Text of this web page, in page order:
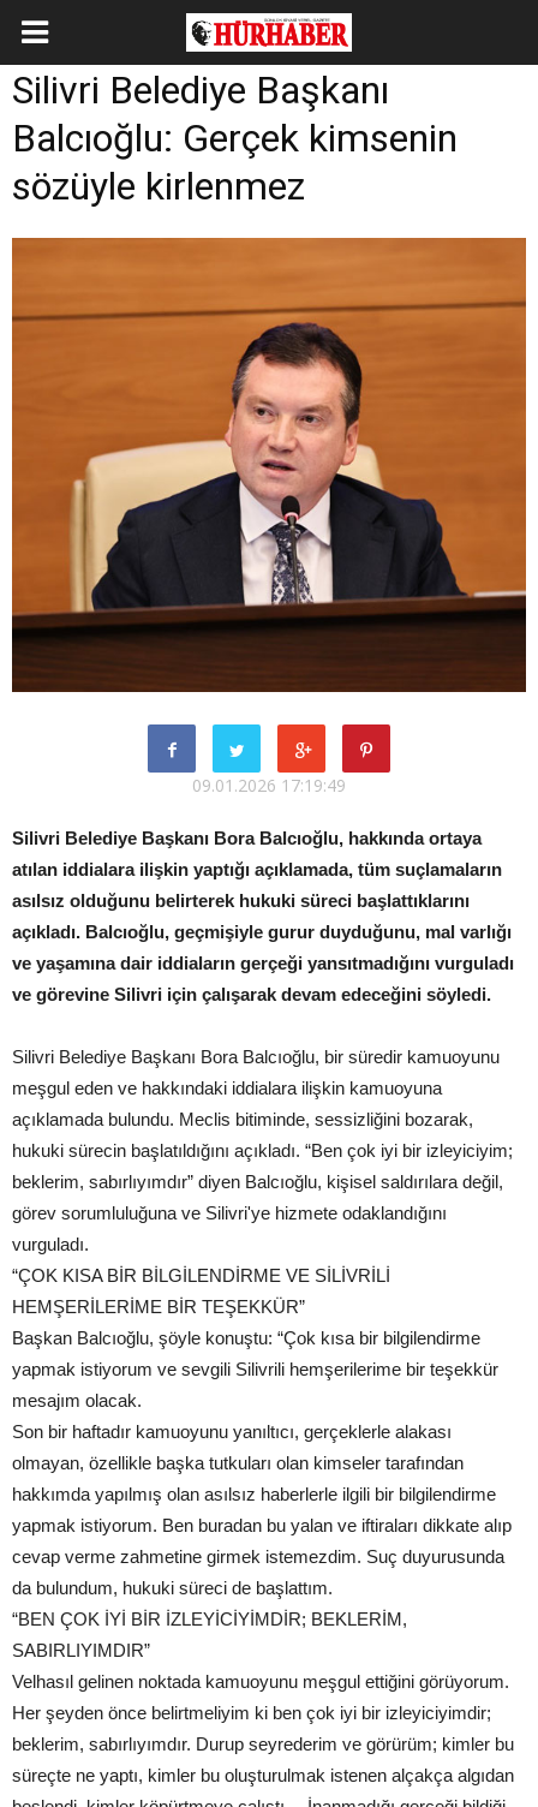
Silivri Belediye Başkanı
Balcıoğlu: Gerçek kimsenin
sözüyle kirlenmez
09.01.2026 17:19:49
Silivri Belediye Başkanı Bora Balcıoğlu, hakkında ortaya
atılan iddialara ilişkin yaptığı açıklamada, tüm suçlamaların
asılsız olduğunu belirterek hukuki süreci başlattıklarını
açıkladı. Balcıoğlu, geçmişiyle gurur duyduğunu, mal varlığı
ve yaşamına dair iddiaların gerçeği yansıtmadığını vurguladı
ve görevine Silivri için çalışarak devam edeceğini söyledi.
Silivri Belediye Başkanı Bora Balcıoğlu, bir süredir kamuoyunu
meşgul eden ve hakkındaki iddialara ilişkin kamuoyuna
açıklamada bulundu. Meclis bitiminde, sessizliğini bozarak,
hukuki sürecin başlatıldığını açıkladı. “Ben çok iyi bir izleyiciyim;
beklerim, sabırlıyımdır” diyen Balcıoğlu, kişisel saldırılara değil,
görev sorumluluğuna ve Silivri'ye hizmete odaklandığını
vurguladı.
“ÇOK KISA BİR BİLGİLENDİRME VE SİLİVRİLİ
HEMŞERİLERİME BİR TEŞEKKÜR”
Başkan Balcıoğlu, şöyle konuştu: “Çok kısa bir bilgilendirme
yapmak istiyorum ve sevgili Silivrili hemşerilerime bir teşekkür
mesajım olacak.
Son bir haftadır kamuoyunu yanıltıcı, gerçeklerle alakası
olmayan, özellikle başka tutkuları olan kimseler tarafından
hakkımda yapılmış olan asılsız haberlerle ilgili bir bilgilendirme
yapmak istiyorum. Ben buradan bu yalan ve iftiraları dikkate alıp
cevap verme zahmetine girmek istemezdim. Suç duyurusunda
da bulundum, hukuki süreci de başlattım.
“BEN ÇOK İYİ BİR İZLEYİCİYİMDİR; BEKLERİM,
SABIRLIYIMDIR”
Velhasıl gelinen noktada kamuoyunu meşgul ettiğini görüyorum.
Her şeyden önce belirtmeliyim ki ben çok iyi bir izleyiciyimdir;
beklerim, sabırlıyımdır. Durup seyrederim ve görürüm; kimler bu
süreçte ne yaptı, kimler bu oluşturulmak istenen alçakça algıdan